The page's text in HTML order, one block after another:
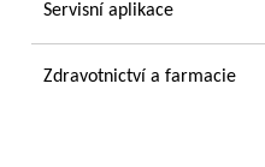
Servisní aplikace
Zdravotnictví a farmacie